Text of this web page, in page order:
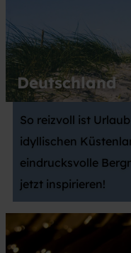
Deutschland
So reizvoll ist
idyllischen
eindrucksvolle
jetzt inspirieren!